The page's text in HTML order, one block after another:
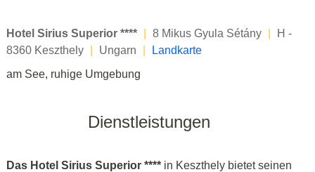
Hotel Sirius Superior **** 8 Mikus Gyula Sétány
H -
8360 Keszthely
Ungarn
Landkarte
am See, ruhige Umgebung
Dienstleistungen
Das Hotel Sirius Superior **** in Keszthely bietet seinen